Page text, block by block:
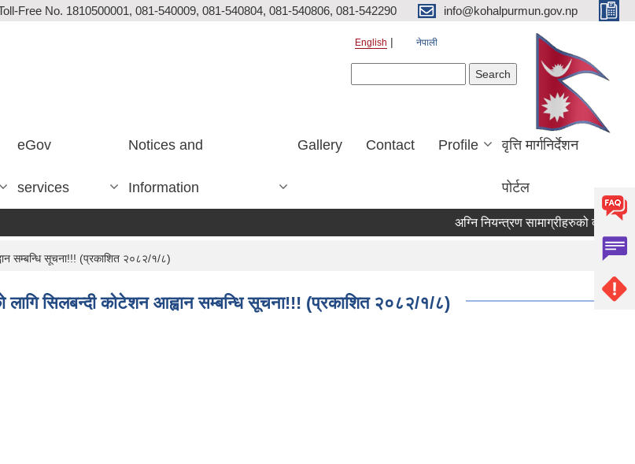
Free No. 1810500001, 081-540009, 081-540804, 081-540806, 081-542290 info@kohalpurmun.gov.np
English नेपाली
eGov
services
Notices and
Information
Gallery Contact Profile वृत्ति मार्गनिर्देशन
पोर्टल
सम्बन्धि सूचना!!! (प्रकाशित २०८२/१/८)
लागि सिलबन्दी कोटेशन आह्वान सम्बन्धि सूचना!!! (प्रकाशित २०८२/१/८)